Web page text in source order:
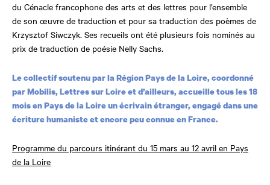
du Cénacle francophone des arts et des lettres pour l’ensemble
de son œuvre de traduction et pour sa traduction des poèmes de
Krzysztof Siwczyk. Ses recueils ont été plusieurs fois nominés au
prix de traduction de poésie Nelly Sachs.
Le collectif soutenu par la Région Pays de la Loire, coordonné
par Mobilis, Lettres sur Loire et d’ailleurs, accueille tous les 18
mois en Pays de la Loire un écrivain étranger, engagé dans une
écriture humaniste et encore peu connue en France.
Programme du parcours itinérant du 15 mars au 12 avril en Pays
de la Loire